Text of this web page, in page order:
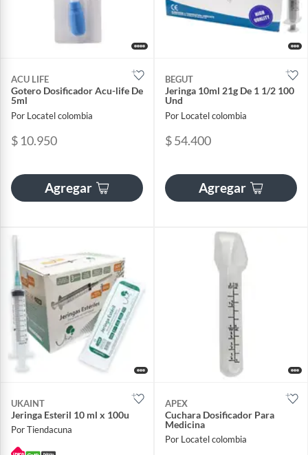
ACU LIFE
Gotero Dosificador Acu-life De
5ml
Por Locatel colombia
$ 10.950
Agregar
BEGUT
Jeringa 10ml 21g De 1 1/2 100
Und
Por Locatel colombia
$ 54.400
Agregar
UKAINT
Jeringa Esteril 10 ml x 100u
Por Tiendacuna
APEX
Cuchara Dosificador Para
Medicina
Por Locatel colombia